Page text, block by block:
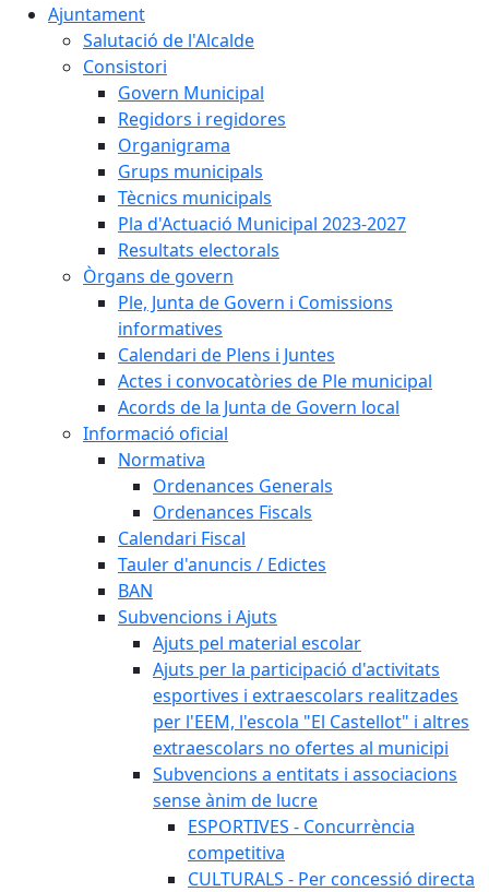
Ajuntament
Salutació de l'Alcalde
Consistori
Govern Municipal
Regidors i regidores
Organigrama
Grups municipals
Tècnics municipals
Pla d'Actuació Municipal 2023-2027
Resultats electorals
Òrgans de govern
Ple, Junta de Govern i Comissions
informatives
Calendari de Plens i Juntes
Actes i convocatòries de Ple municipal
Acords de la Junta de Govern local
Informació oficial
Normativa
Ordenances Generals
Ordenances Fiscals
Calendari Fiscal
Tauler d'anuncis / Edictes
BAN
Subvencions i Ajuts
Ajuts pel material escolar
Ajuts per la participació d'activitats
esportives i extraescolars realitzades
per l'EEM, l'escola "El Castellot" i altres
extraescolars no ofertes al municipi
Subvencions a entitats i associacions
sense ànim de lucre
ESPORTIVES - Concurrència
competitiva
CULTURALS - Per concessió directa